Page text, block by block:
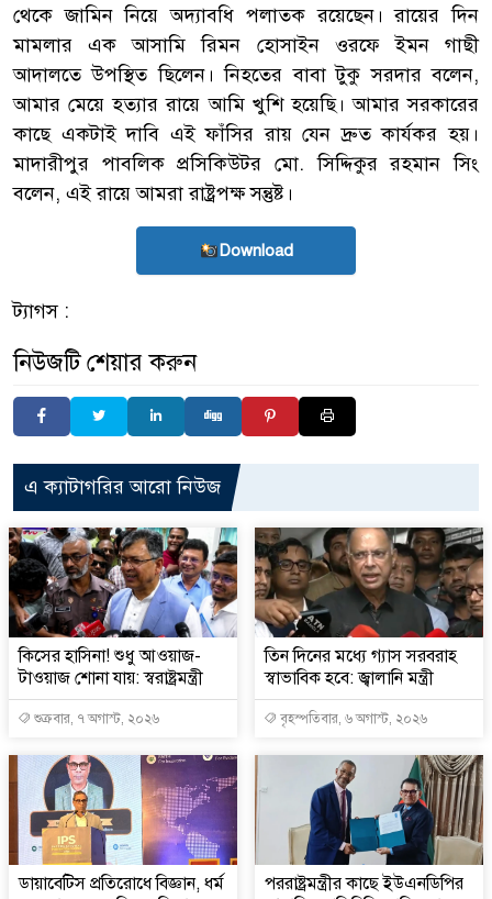
থেকে জামিন নিয়ে অদ্যাবধি পলাতক রয়েছেন। রায়ের দিন
মামলার এক আসামি রিমন হোসাইন ওরফে ইমন গাছী
আদালতে উপস্থিত ছিলেন। নিহতের বাবা টুকু সরদার বলেন,
আমার মেয়ে হত্যার রায়ে আমি খুশি হয়েছি। আমার সরকারের
কাছে একটাই দাবি এই ফাঁসির রায় যেন দ্রুত কার্যকর হয়।
মাদারীপুর পাবলিক প্রসিকিউটর মো. সিদ্দিকুর রহমান সিং
বলেন, এই রায়ে আমরা রাষ্ট্রপক্ষ সন্তুষ্ট।
Download
ট্যাগস :
নিউজটি শেয়ার করুন
এ ক্যাটাগরির আরো নিউজ
কিসের হাসিনা! শুধু আওয়াজ-
টাওয়াজ শোনা যায়: স্বরাষ্ট্রমন্ত্রী
শুক্রবার, ৭ অগাস্ট, ২০২৬
তিন দিনের মধ্যে গ্যাস সরবরাহ
স্বাভাবিক হবে: জ্বালানি মন্ত্রী
বৃহস্পতিবার, ৬ অগাস্ট, ২০২৬
ডায়াবেটিস প্রতিরোধে বিজ্ঞান, ধর্ম
পররাষ্ট্রমন্ত্রীর কা‌ছে ইউএনডিপির